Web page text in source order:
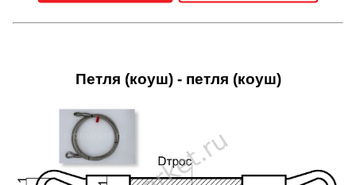
Петля (коуш) - петля (коуш)